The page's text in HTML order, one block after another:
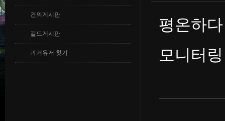
건의게시판
길드게시판
과거유저 찾기
평온하
모니터